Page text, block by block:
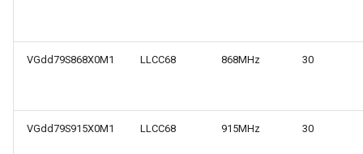
VGdd79S868X0M1 LLCC68 868MHz 30
VGdd79S915X0M1 LLCC68 915MHz 30